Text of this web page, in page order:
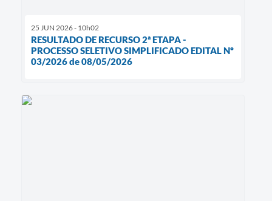
25 JUN 2026 - 10h02
RESULTADO DE RECURSO 2ª ETAPA -
PROCESSO SELETIVO SIMPLIFICADO EDITAL Nº
03/2026 de 08/05/2026